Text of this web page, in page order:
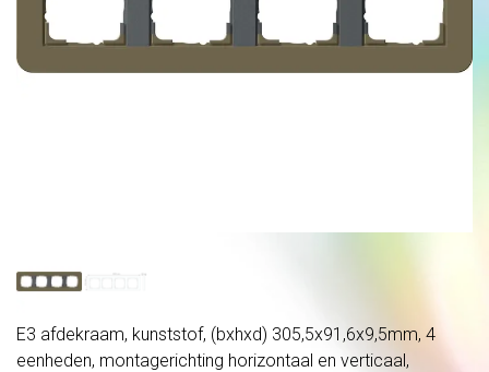
E3 afdekraam, kunststof, (bxhxd) 305,5x91,6x9,5mm, 4
eenheden, montagerichting horizontaal en verticaal,